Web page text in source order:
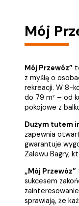
Mój
Mój Przewóz”
z myślą o
rekreacji. W 8-
do 79 m² – od
pokojowe z
Dużym tutem
zapewnia
gwarantuje
Zalewu Bagry,
„Mój Przewóz”
sukcesem
sprawiają, że